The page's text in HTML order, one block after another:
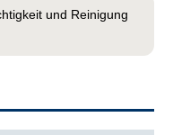
und Reinigung